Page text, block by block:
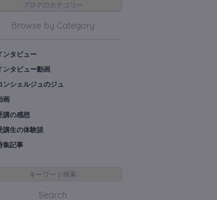
ブログのカテゴリー
Browse by Category
ンタビュー
ンタビュー動画
ンシェルジュのジュ
画
講の感想
講生の体験談
集記事
キーワード検索
Search